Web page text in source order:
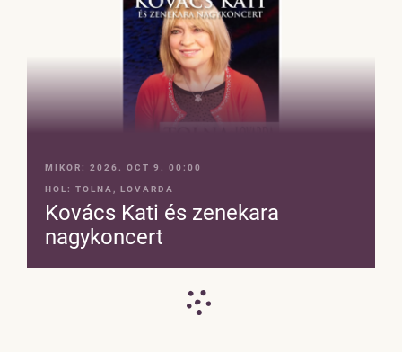
MIKOR: 2026. OCT 9. 00:00
HOL: TOLNA, LOVARDA
Kovács Kati és zenekara
nagykoncert